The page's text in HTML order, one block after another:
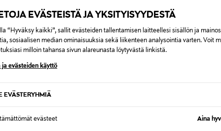
EVÄSTEISTÄ JA YKSITYISYYDESTÄ
“Hyväksy kaikki”, sallit evästeiden tallentamisen laitteellesi sisällön ja
sosiaalisen median ominaisuuksia sekä liikenteen analysointia varten. Voit
milloin tahansa sivun alareunasta löytyvästä linkistä.
ja evästeiden käyttö
EVÄSTERYHMIÄ
evästeet Aina